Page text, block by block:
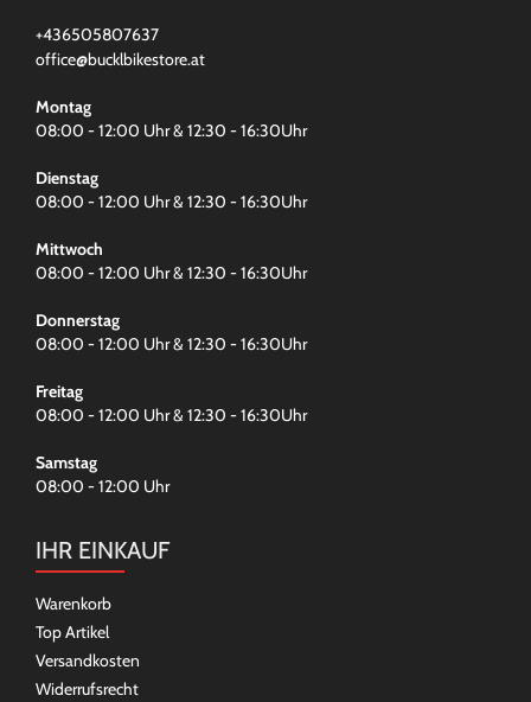
+436505807637
office@bucklbikestore.at
Montag
08:00 - 12:00 Uhr & 12:30 - 16:30Uhr
Dienstag
08:00 - 12:00 Uhr & 12:30 - 16:30Uhr
Mittwoch
08:00 - 12:00 Uhr & 12:30 - 16:30Uhr
Donnerstag
08:00 - 12:00 Uhr & 12:30 - 16:30Uhr
Freitag
08:00 - 12:00 Uhr & 12:30 - 16:30Uhr
Samstag
08:00 - 12:00 Uhr
IHR EINKAUF
Warenkorb
Top Artikel
Versandkosten
Widerrufsrecht